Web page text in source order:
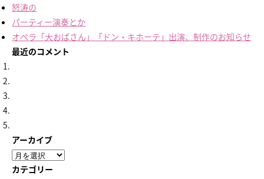
怒涛の
パーティー演奏とか
オペラ「大おばさん」「ドン・キホーテ」出演、制作のお知らせ
最近のコメント
アーカイブ
ア
ー
カテゴリー